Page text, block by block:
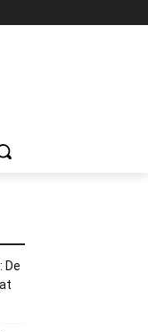
De